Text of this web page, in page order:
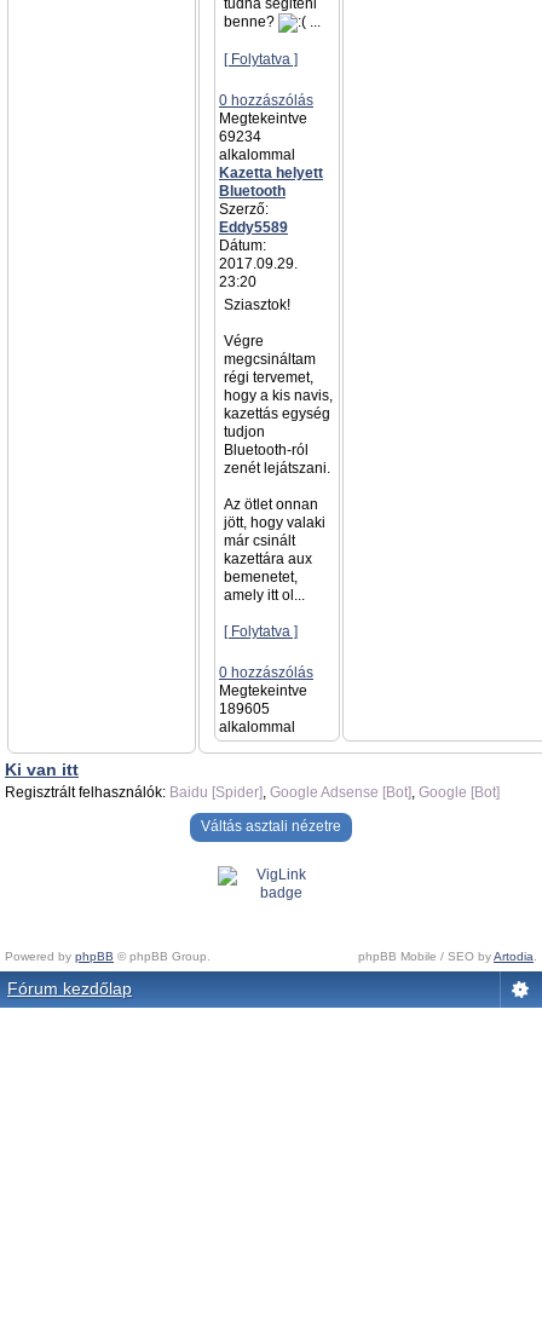
tudna segiteni
benne?
...
[ Folytatva ]
0 hozzászólás
Megtekeintve
69234
alkalommal
Kazetta helyett
Bluetooth
Szerző:
Eddy5589
Dátum:
2017.09.29.
23:20
Sziasztok!
Végre
megcsináltam
régi tervemet,
hogy a kis navis,
kazettás egység
tudjon
Bluetooth-ról
zenét lejátszani.
Az ötlet onnan
jött, hogy valaki
már csinált
kazettára aux
bemenetet,
amely itt ol...
[ Folytatva ]
0 hozzászólás
Megtekeintve
189605
alkalommal
Ki van itt
Regisztrált felhasználók: Baidu [Spider], Google Adsense [Bot], Google [Bot]
Váltás asztali nézetre
Powered by phpBB © phpBB Group. phpBB Mobile / SEO byArtodia.
Fórum kezdőlap